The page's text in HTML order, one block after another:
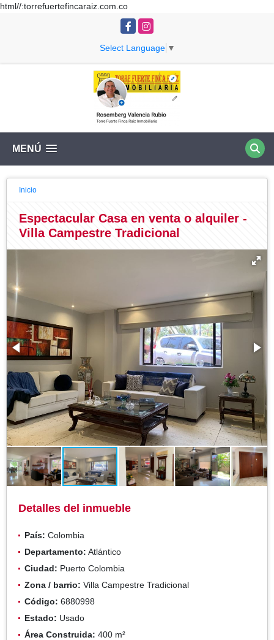
html//:torrefuertefincaraiz.com.co
FacebookInstagram
Select Language ▼
MENÚ
Inicio
Espectacular Casa en venta o alquiler -
Villa Campestre Tradicional
Detalles del inmueble
País: Colombia
Departamento: Atlántico
Ciudad: Puerto Colombia
Zona / barrio: Villa Campestre Tradicional
Código: 6880998
Estado: Usado
Área Construida: 400 m²